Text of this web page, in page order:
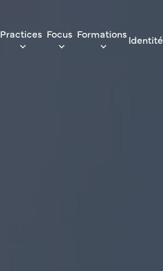
Practices Focus FormationsIdentité